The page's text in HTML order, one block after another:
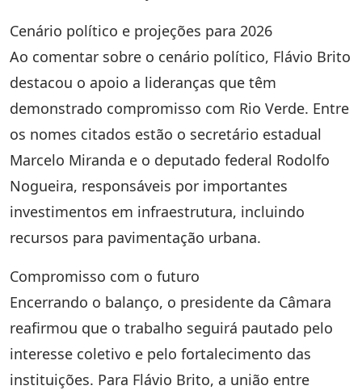
Cenário político e projeções para 2026
Ao comentar sobre o cenário político, Flávio Brito
destacou o apoio a lideranças que têm
demonstrado compromisso com Rio Verde. Entre
os nomes citados estão o secretário estadual
Marcelo Miranda e o deputado federal Rodolfo
Nogueira, responsáveis por importantes
investimentos em infraestrutura, incluindo
recursos para pavimentação urbana.
Compromisso com o futuro
Encerrando o balanço, o presidente da Câmara
reafirmou que o trabalho seguirá pautado pelo
interesse coletivo e pelo fortalecimento das
instituições. Para Flávio Brito, a união entre